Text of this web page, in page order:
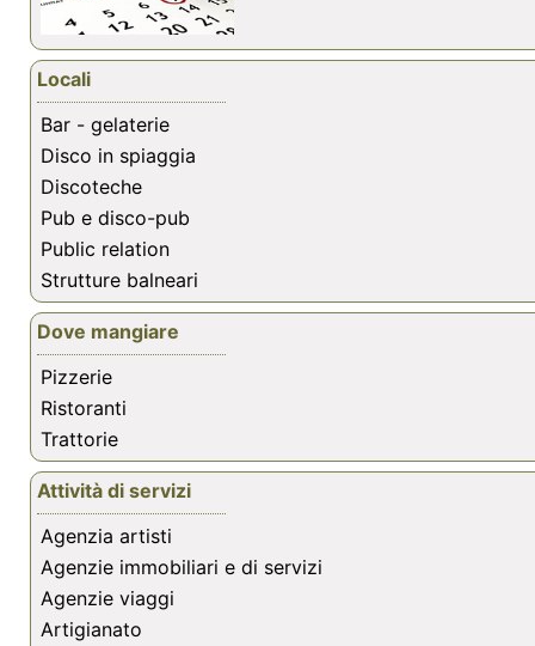
Locali
Bar - gelaterie
Disco in spiaggia
Discoteche
Pub e disco-pub
Public relation
Strutture balneari
Dove mangiare
Pizzerie
Ristoranti
Trattorie
Attività di servizi
Agenzia artisti
Agenzie immobiliari e di servizi
Agenzie viaggi
Artigianato